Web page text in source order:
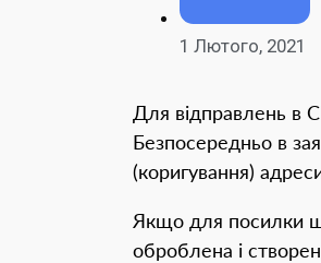
1 Лютого, 2021
Для відправлень в
Безпосередньо в
(коригування)
Якщо для посилки
оброблена і